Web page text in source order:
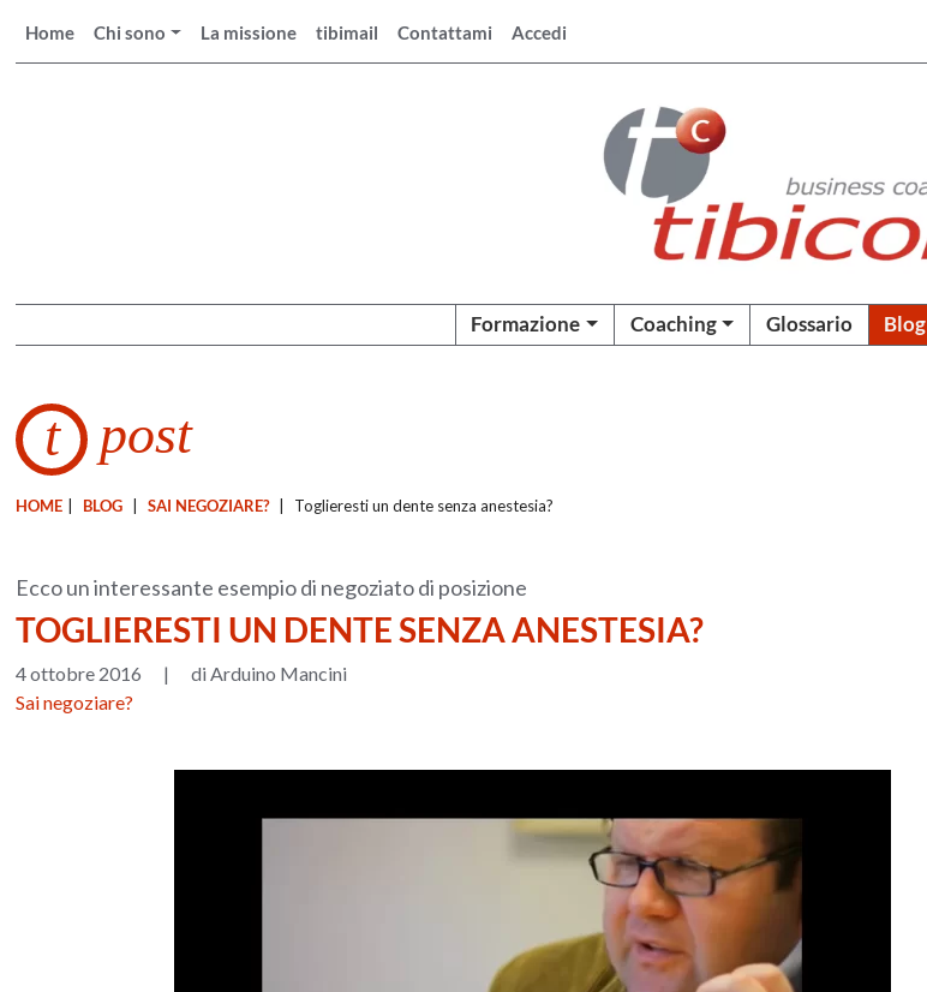
Home Chi sono La missione tibimail Contattami Accedi
Formazione Coaching Glossario Blog
t post
HOME BLOG SAI NEGOZIARE? Toglieresti un dente senza anestesia?
Ecco un interessante esempio di negoziato di posizione
TOGLIERESTI UN DENTE SENZA ANESTESIA?
4 ottobre 2016 |
di Arduino Mancini
Sai negoziare?